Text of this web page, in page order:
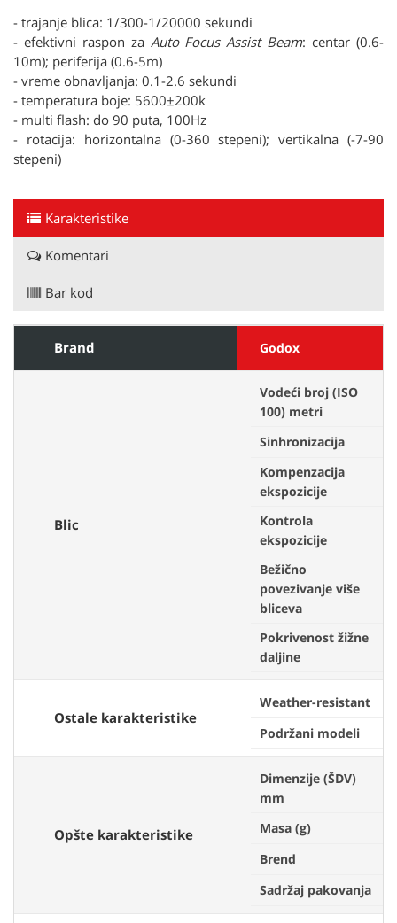
- trajanje blica: 1/300-1/20000 sekundi
- efektivni raspon zaAuto Focus Assist Beam: centar (0.6-
10m); periferija (0.6-5m)
- vreme obnavljanja: 0.1-2.6 sekundi
- temperatura boje: 5600±200k
- multi flash: do 90 puta, 100Hz
- rotacija: horizontalna (0-360 stepeni); vertikalna (-7-90
stepeni)
Karakteristike
Komentari
Bar kod
Brand Godox
Blic
Vodeći broj (ISO
100) metri
Sinhronizacija
Kompenzacija
ekspozicije
Kontrola
ekspozicije
Bežično
povezivanje više
bliceva
Pokrivenost žižne
daljine
Ostale karakteristike
Weather-resistant
Podržani modeli
Opšte karakteristike
Dimenzije (ŠDV)
mm
Masa (g)
Brend
Sadržaj pakovanja